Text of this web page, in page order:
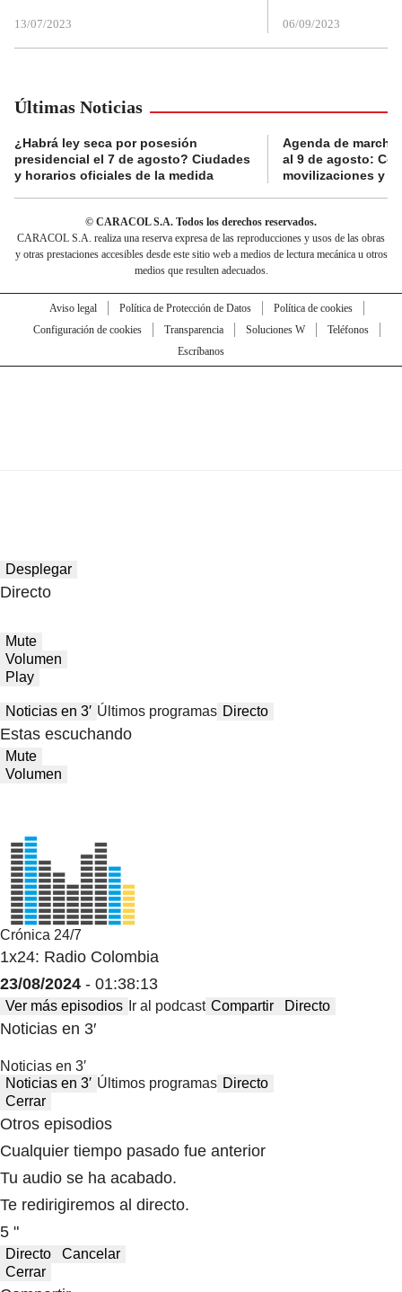
13/07/2023 06/09/2023
Últimas Noticias
¿Habrá ley seca por posesión
presidencial el 7 de agosto? Ciudades
y horarios oficiales de la medida
Agenda de
al 9 de agosto:
movilizaciones y
© CARACOL S.A. Todos los derechos reservados.
CARACOL S.A. realiza una reserva expresa de las reproducciones y usos de las obras
y otras prestaciones accesibles desde este sitio web a medios de lectura mecánica u otros
medios que resulten adecuados.
Aviso legal Política de Protección de Datos
Política de cookies
Configuración de cookies
Transparencia Soluciones W
Teléfonos
Escríbanos
Desplegar
Directo
Mute
Volumen
Play
Noticias en 3′ Últimos programas Directo
Estas escuchando
Mute
Volumen
Crónica 24/7
1x24: Radio Colombia
23/08/2024 - 01:38:13
Ver más episodios Ir al podcast Compartir Directo
Noticias en 3′
Noticias en 3′
Noticias en 3′ Últimos programas Directo
Cerrar
Otros episodios
Cualquier tiempo pasado fue anterior
Tu audio se ha acabado.
Te redirigiremos al directo.
5 "
Directo
Cancelar
Cerrar